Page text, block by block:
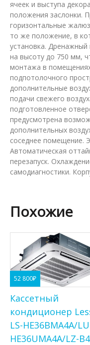
ячеек и выступа
положения заслонки.
горизонтальные
то же положение, в
установка.
на высоту до 750 мм,
монтажа в
подпотолочного
дополнительные
подачи свежего
подготовленное
предусмотрена
дополнительных
соседнее помещение.
Автоматическая
перезапуск.
самодиагностики.
Похожие
52 800₽
Кассетный
кондиционер
LS-HE36BMA4A/
HE36UMA4A/LZ-